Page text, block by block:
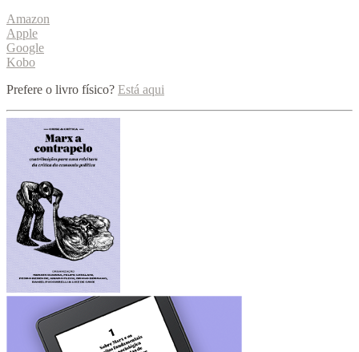
Amazon
Apple
Google
Kobo
Prefere o livro físico? Está aqui